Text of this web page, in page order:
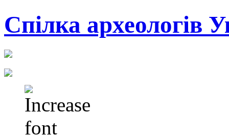
Cпілка археологів